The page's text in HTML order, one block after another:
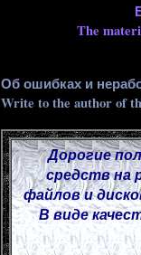
The
Об ошибках и
Write to the author of
Дорогие
средств на
файлов и
В виде